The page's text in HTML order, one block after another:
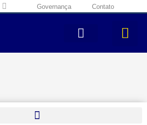
de ferramentas
Governança Contato